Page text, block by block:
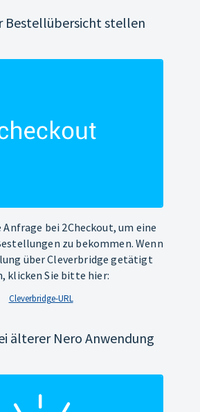
Bestellübersicht stellen
bei 2Checkout, um eine
zu bekommen. Wenn
über Cleverbridge getätigt
klicken Sie bitte hier:
Cleverbridge-URL
älterer Nero Anwendung